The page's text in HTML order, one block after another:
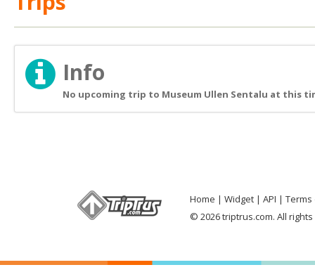
Info
No upcoming trip to Museum Ullen Sentalu at this
Home Widget API
Terms
© 2026 triptrus.com. All